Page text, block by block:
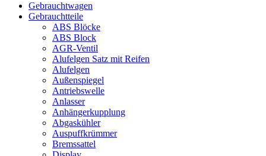
Gebrauchtwagen
Gebrauchtteile
ABS Blöcke
ABS Block
AGR-Ventil
Alufelgen Satz mit Reifen
Alufelgen
Außenspiegel
Antriebswelle
Anlasser
Anhängerkupplung
Abgaskühler
Auspuffkrümmer
Bremssattel